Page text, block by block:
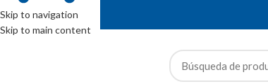
Skip to navigation
Skip to main content